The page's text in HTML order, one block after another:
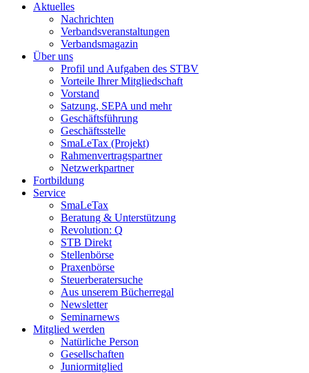
Aktuelles
Nachrichten
Verbandsveranstaltungen
Verbandsmagazin
Über uns
Profil und Aufgaben des STBV
Vorteile Ihrer Mitgliedschaft
Vorstand
Satzung, SEPA und mehr
Geschäftsführung
Geschäftsstelle
SmaLeTax (Projekt)
Rahmenvertragspartner
Netzwerkpartner
Fortbildung
Service
SmaLeTax
Beratung & Unterstützung
Revolution: Q
STB Direkt
Stellenbörse
Praxenbörse
Steuerberatersuche
Aus unserem Bücherregal
Newsletter
Seminarnews
Mitglied werden
Natürliche Person
Gesellschaften
Juniormitglied